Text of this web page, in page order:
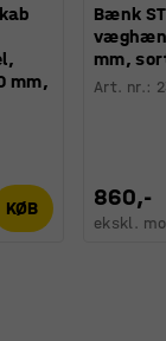
mm,
KØB
Bænk
mm,
Art. nr.:
860,-
ekskl.